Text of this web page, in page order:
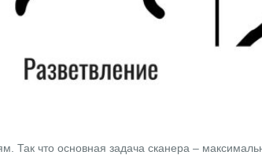
что основная задача сканера –